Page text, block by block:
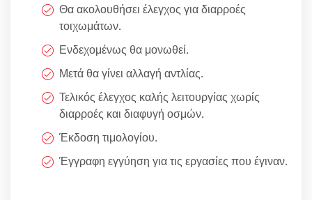
Θα ακολουθήσει έλεγχος για διαρροές
τοιχωμάτων.
Ενδεχομένως θα μονωθεί.
Μετά θα γίνει αλλαγή αντλίας.
Τελικός έλεγχος καλής λειτουργίας χωρίς
διαρροές και διαφυγή οσμών.
Έκδοση τιμολογίου.
Έγγραφη εγγύηση για τις εργασίες που έγιναν.